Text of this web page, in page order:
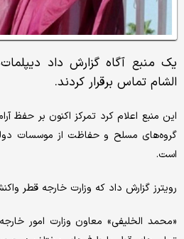
یک منبع آگاه گزارش داد
الشام تماس برقرار کردند.
این منبع اعلام کرد تمرکز اکنون بر حفظ
گروه‌های مسلح و حفاظت از موسسات
است.
رویترز گزارش داد که وزارت خارجه قطر
«محمد الخلیفی» معاون وزارت امور